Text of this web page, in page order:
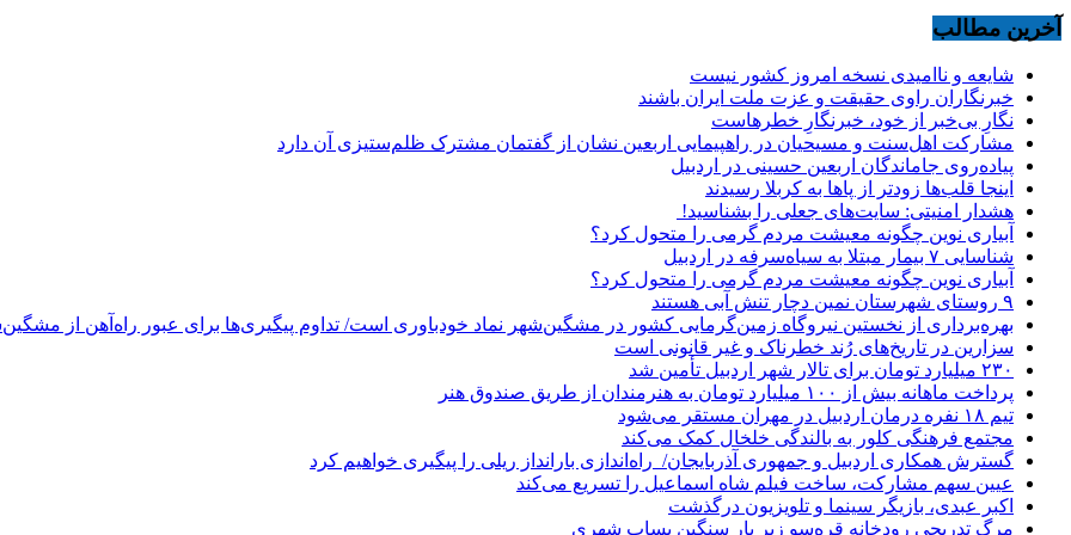
آخرین مطالب
شایعه و ناامیدی نسخه امروز کشور نیست
خبرنگاران راوی حقیقت و عزت ملت ایران باشند
نگارِ بی‌خبر از خود، خبرنگارِ خطرهاست
مشارکت اهل‌سنت و مسیحیان در راهپیمایی اربعین نشان از گفتمان مشترک ظلم‌ستیزی آن دارد
پیاده‌روی جاماندگان اربعین حسینی در اردبیل
اینجا قلب‌ها زودتر از پاها به کربلا رسیدند
هشدار امنیتی: سایت‌های جعلی را بشناسید!
آبیاری نوین چگونه معیشت مردم گرمی را متحول کرد؟
شناسایی ۷ بیمار مبتلا به سیاه‌سرفه در اردبیل
آبیاری نوین چگونه معیشت مردم گرمی را متحول کرد؟
۹ روستای شهرستان نمین دچار تنش آبی هستند
بهره‌برداری از نخستین نیروگاه زمین‌گرمایی کشور در مشگین‌شهر نماد خودباوری است/ تداوم پیگیری‌ها برای عبور راه‌آهن از
سزارین در تاریخ‌های رُند خطرناک و غیر قانونی است
۲۳۰ میلیارد تومان برای تالار شهر اردبیل تأمین شد
پرداخت ماهانه بیش از ۱۰۰ میلیارد تومان به هنرمندان از طریق صندوق هنر
تیم ۱۸ نفره درمان اردبیل در مهران مستقر می‌شود
مجتمع فرهنگی کلور به بالندگی خلخال کمک می‌کند
گسترش همکاری اردبیل و جمهوری آذربایجان/ راه‌اندازی بارانداز ریلی را پیگیری خواهیم کرد
عیین سهم مشارکت، ساخت فیلم شاه‌ اسماعیل را تسریع می‌کند
اکبر عبدی، بازیگر سینما و تلویزیون درگذشت
مرگ تدریجی رودخانه قره‌سو زیر بار سنگین پساب شهری